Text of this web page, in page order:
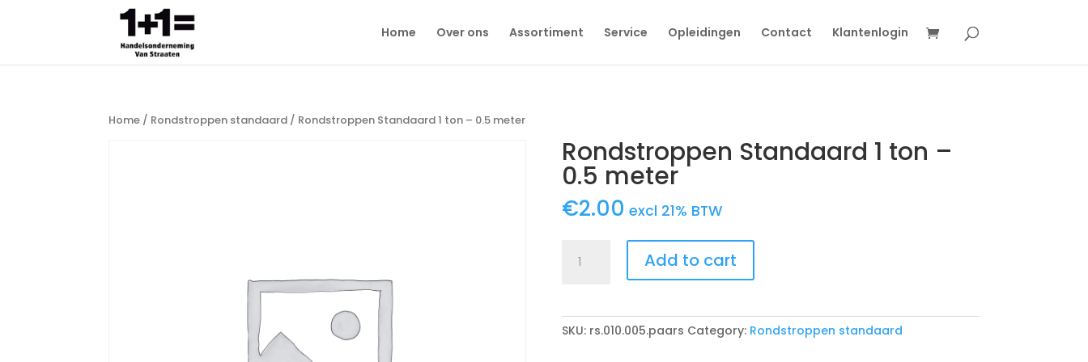
Home Over ons Assortiment Service Opleidingen Contact Klantenlogin
Home / Rondstroppen standaard / Rondstroppen Standaard 1 ton – 0.5 meter
Rondstroppen Standaard 1 ton –
0.5 meter
€2.00 excl 21% BTW
Rondstroppen
Standaard
-
Add to cart
SKU: rs.010.005.paars Category: Rondstroppen standaard